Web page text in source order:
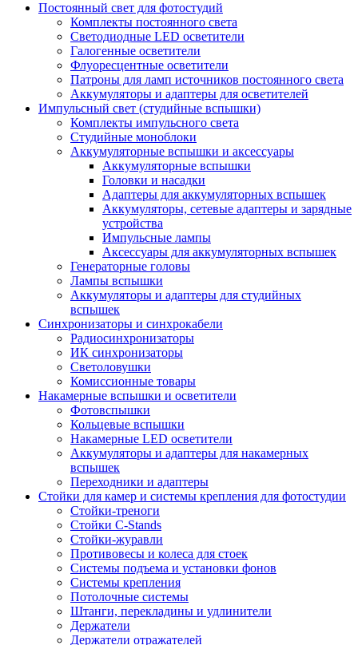
Постоянный свет для фотостудий
Комплекты постоянного света
Светодиодные LED осветители
Галогенные осветители
Флуоресцентные осветители
Патроны для ламп источников постоянного света
Аккумуляторы и адаптеры для осветителей
Импульсный свет (студийные вспышки)
Комплекты импульсного света
Студийные моноблоки
Аккумуляторные вспышки и аксессуары
Аккумуляторные вспышки
Головки и насадки
Адаптеры для аккумуляторных вспышек
Аккумуляторы, сетевые адаптеры и зарядные
устройства
Импульсные лампы
Аксессуары для аккумуляторных вспышек
Генераторные головы
Лампы вспышки
Аккумуляторы и адаптеры для студийных
вспышек
Синхронизаторы и синхрокабели
Радиосинхронизаторы
ИК синхронизаторы
Светоловушки
Комиссионные товары
Накамерные вспышки и осветители
Фотовспышки
Кольцевые вспышки
Накамерные LED осветители
Аккумуляторы и адаптеры для накамерных
вспышек
Переходники и адаптеры
Стойки для камер и системы крепления для фотостудии
Стойки-треноги
Стойки C-Stands
Стойки-журавли
Противовесы и колеса для стоек
Системы подъема и установки фонов
Системы крепления
Потолочные системы
Штанги, перекладины и удлинители
Держатели
Держатели отражателей